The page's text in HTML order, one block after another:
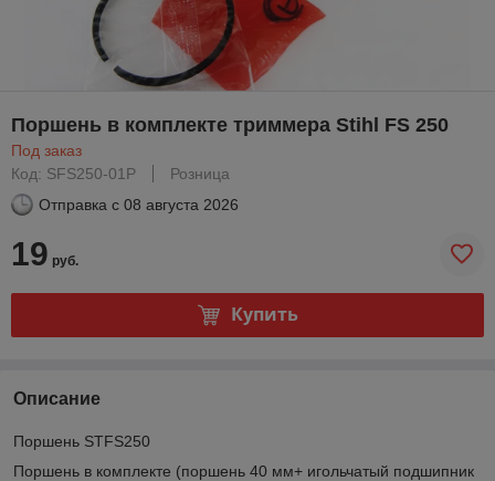
Поршень в комплекте триммера Stihl FS 250
Под заказ
Код: SFS250-01P
Розница
Отправка с 08 августа 2026
19 руб.
Купить
Описание
Поршень STFS250
Поршень в комплекте (поршень 40 мм+ игольчатый подшипник